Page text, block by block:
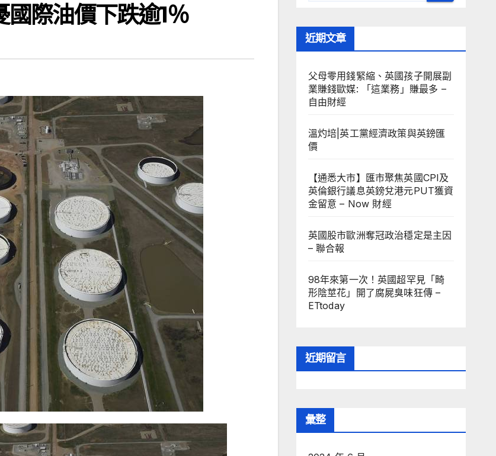
際油價下跌逾1％
近期文章
父母零用錢緊縮、英國孩子開展副
業賺錢歐媒: 「這業務」賺最多 –
自由財經
溫灼培|英工黨經濟政策與英鎊匯
價
【通悉大市】匯市聚焦英國CPI及
英倫銀行議息英鎊兌港元PUT獲資
金留意 – Now 財經
英國股市歐洲奪冠政治穩定是主因
– 聯合報
98年來第一次！英國超罕見「畸
形陰莖花」開了腐屍臭味狂傳 –
ETtoday
近期留言
彙整